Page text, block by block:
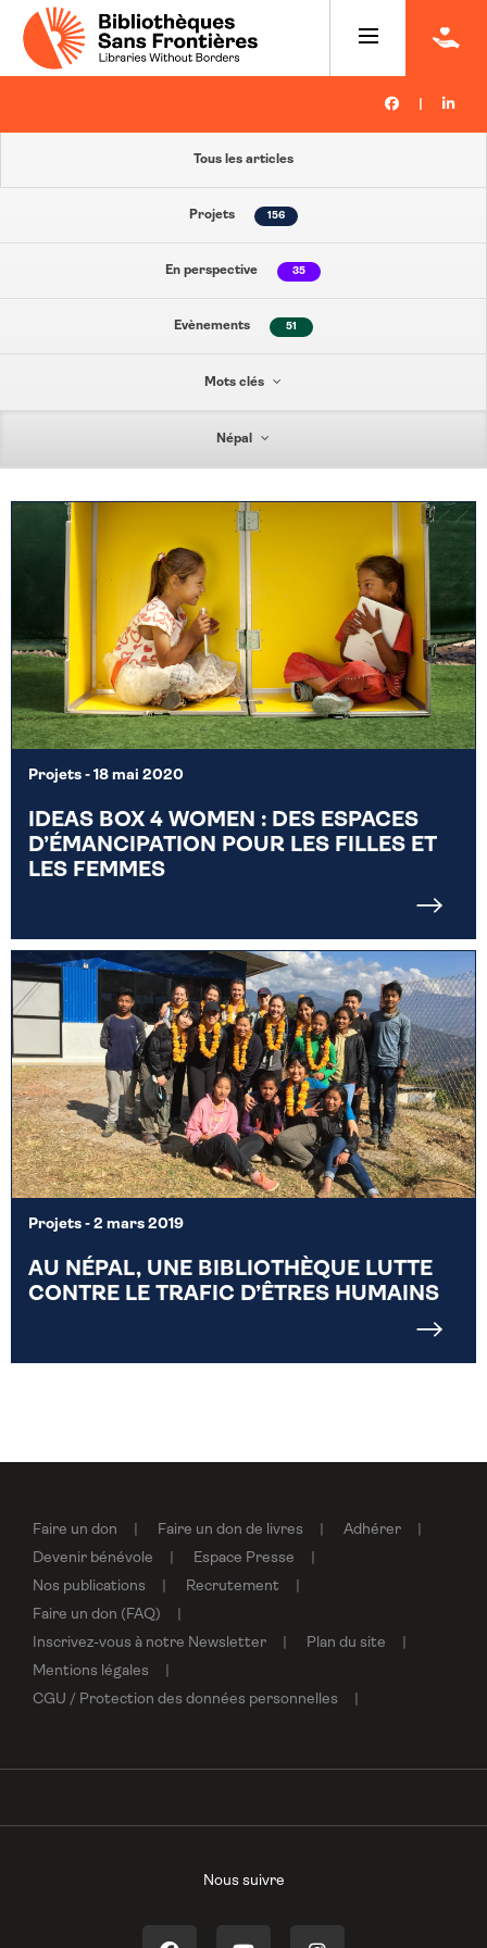
Tous les articles
Projets 156
En perspective 35
Evènements 51
Mots clés
Népal
Projets - 18 mai 2020
IDEAS BOX 4 WOMEN : DES ESPACES
D’ÉMANCIPATION POUR LES FILLES ET
LES FEMMES
Projets - 2 mars 2019
AU NÉPAL, UNE BIBLIOTHÈQUE LUTTE
CONTRE LE TRAFIC D’ÊTRES HUMAINS
Faire un don Faire un don de livres
Adhérer
Devenir bénévole
Espace Presse
Nos publications
Recrutement
Faire un don (FAQ)
Inscrivez-vous à notre Newsletter
Plan du site
Mentions légales
CGU / Protection des données personnelles
Nous suivre